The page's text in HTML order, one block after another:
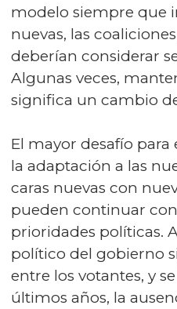
modelo siempre que
nuevas, las
deberían considerar
Algunas veces,
significa un cambio
El mayor desafío
la adaptación a las
caras nuevas con
pueden continuar
prioridades políticas.
político del gobierno
entre los votantes, y
últimos años, la